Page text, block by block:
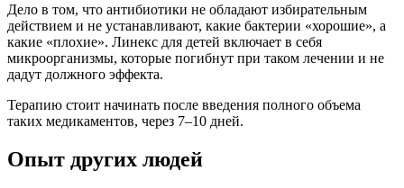
Дело в том, что антибиотики не обладают избирательным
действием и не устанавливают, какие бактерии «хорошие», а
какие «плохие». Линекс для детей включает в себя
микроорганизмы, которые погибнут при таком лечении и не
дадут должного эффекта.
Терапию стоит начинать после введения полного объема
таких медикаментов, через 7–10 дней.
Опыт других людей